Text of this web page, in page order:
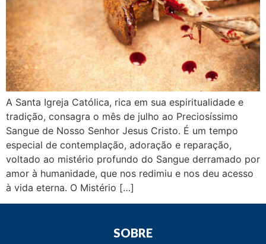
A Santa Igreja Católica, rica em sua espiritualidade e
tradição, consagra o mês de julho ao Preciosíssimo
Sangue de Nosso Senhor Jesus Cristo. É um tempo
especial de contemplação, adoração e reparação,
voltado ao mistério profundo do Sangue derramado por
amor à humanidade, que nos redimiu e nos deu acesso
à vida eterna. O Mistério […]
SOBRE